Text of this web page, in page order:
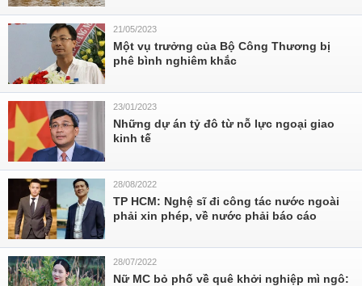
21/05/2023
Một vụ trưởng của Bộ Công Thương bị
phê bình nghiêm khắc
23/01/2023
Những dự án tỷ đô từ nỗ lực ngoại giao
kinh tế
28/08/2022
TP HCM: Nghệ sĩ đi công tác nước ngoài
phải xin phép, về nước phải báo cáo
28/07/2022
Nữ MC bỏ phố về quê khởi nghiệp mì ngô: